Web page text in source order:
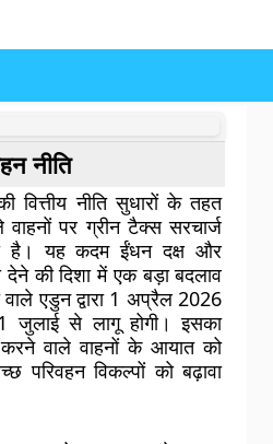
नीति
वित्तीय नीति सुधारों के तहत
पर ग्रीन टैक्स सरचार्ज
है। यह कदम ईंधन दक्ष और
देने की दिशा में एक बड़ा बदलाव
वाले एडुन द्वारा 1 अप्रैल 2026
1 जुलाई से लागू होगी। इसका
वाले वाहनों के आयात को
परिवहन विकल्पों को बढ़ावा